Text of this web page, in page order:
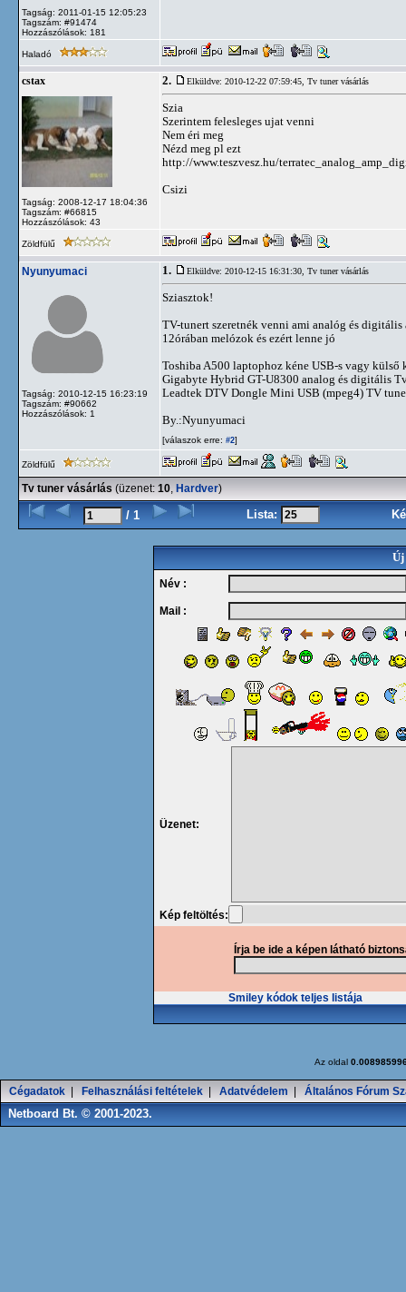
Tagság: 2011-01-15 12:05:23
Tagszám: #91474
Hozzászólások: 181
Haladó
cstax
Tagság: 2008-12-17 18:04:36
Tagszám: #66815
Hozzászólások: 43
2. Elküldve: 2010-12-22 07:59:45, Tv tuner vásárlás
Szia
Szerintem felesleges ujat venni
Nem éri meg
Nézd meg pl ezt
http://www.teszvesz.hu/
Csizi
Zöldfülű
Nyunyumaci
Tagság: 2010-12-15 16:23:19
Tagszám: #90662
Hozzászólások: 1
1. Elküldve: 2010-12-15 16:31:30, Tv tuner vásárlás
Sziasztok!
TV-tunert szeretnék venni ami analóg és
12órában melózok és ezért lenne jó
Toshiba A500 laptophoz kéne USB-s vagy
Gigabyte Hybrid GT-U8300 analog és digitális
Leadtek DTV Dongle Mini USB (mpeg4) TV
By.:Nyunyumaci
[válaszok erre: #2]
Zöldfülű
Tv tuner vásárlás (üzenet: 10, Hardver)
/ 1 Lista:
Új
Név :
Mail :
Üzenet:
Kép feltöltés:
Írja be ide a képen látható
Smiley kódok teljes listája
Az oldal
Cégadatok Felhasználási feltételek Adatvédelem Általános Fórum
Netboard Bt. © 2001-2023.